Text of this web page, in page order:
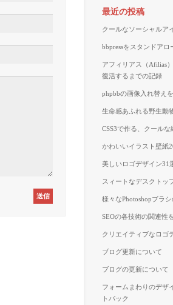
最近の投稿
クールなソーシャルア
bbpressをスタンドアロ
アフィリアス（Afilias
復活するまでの記録
phpbbの画像入れ替え
生命感あふれる野生動
CSS3で作る、クール
かわいいイラスト壁紙
美しいロゴデザイン31
スィートなデスクトッ
様々なPhotoshopブラ
SEOの各技術の関連性
クリエイティブなロゴ
ブログ更新について
ブログの更新について
フォームまわりのデザ
トパック